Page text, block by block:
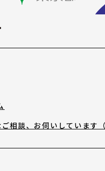
相談、お伺いしています（